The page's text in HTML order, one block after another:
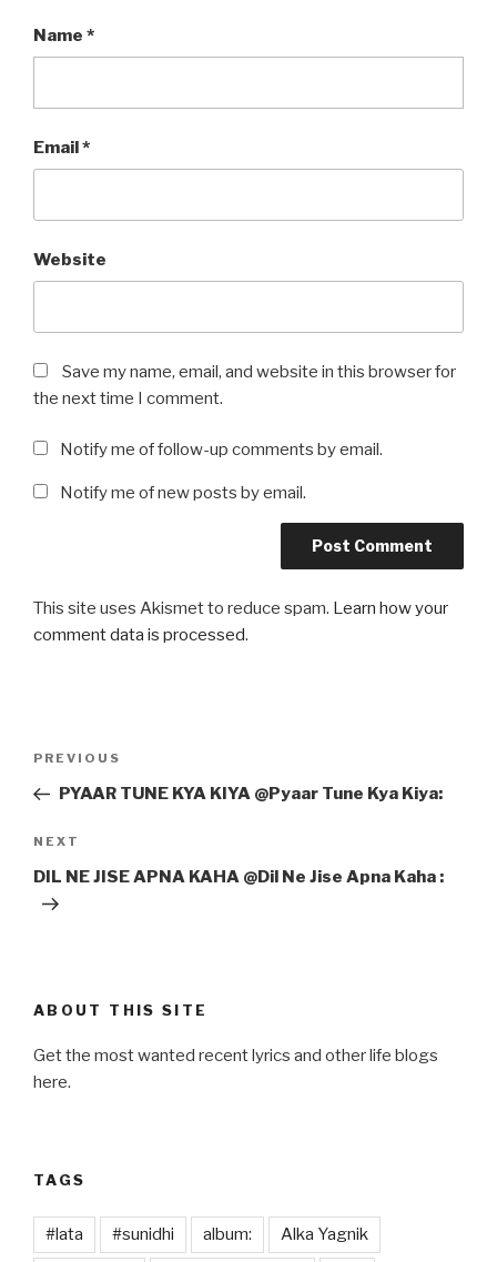
Name *
Email*
Website
Save my name, email, and website in this browser for
the next time I comment.
Notify me of follow-up comments by email.
Notify me of new posts by email.
This site uses Akismet to reduce spam. Learn how your
comment data is processed.
Previous
Post
PREVIOUS
PYAAR TUNE KYA KIYA @Pyaar Tune Kya Kiya:
Next
Post
NEXT
DIL NE JISE APNA KAHA @Dil Ne Jise Apna Kaha :
ABOUT THIS SITE
Get the most wanted recent lyrics and other life blogs
here.
TAGS
#lata #sunidhi album: Alka Yagnik